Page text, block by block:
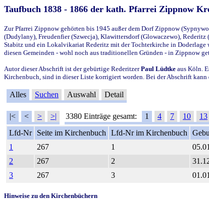
Taufbuch 1838 - 1866 der kath. Pfarrei Zippnow
Zur Pfarrei Zippnow gehörten bis 1945 außer dem Dorf Zippnow
(Dudylany), Freudenfier (Szwecja), Klawittersdorf (Glowaczewo),
Stabitz und ein Lokalvikariat Rederitz mit der Tochterkirche in Doderlage
diesen Gemeinden - wohl noch aus traditionellen Gründen - in Zippnow
Autor dieser Abschrift ist der gebürtige RederitzerPaul Lüdtke aus Köln.
Kirchenbuch, sind in dieser Liste korrigiert worden. Bei der Abschrift kann
Alles Suchen Auswahl Detail
|< < > >| 3380 Einträge gesamt: 1 4 7 10 13
Lfd-Nr
Seite im Kirchenbuch Lfd-Nr im Kirchenbuch
1
267 1
2
267 2
3
267 3
Hinweise zu den Kirchenbüchern